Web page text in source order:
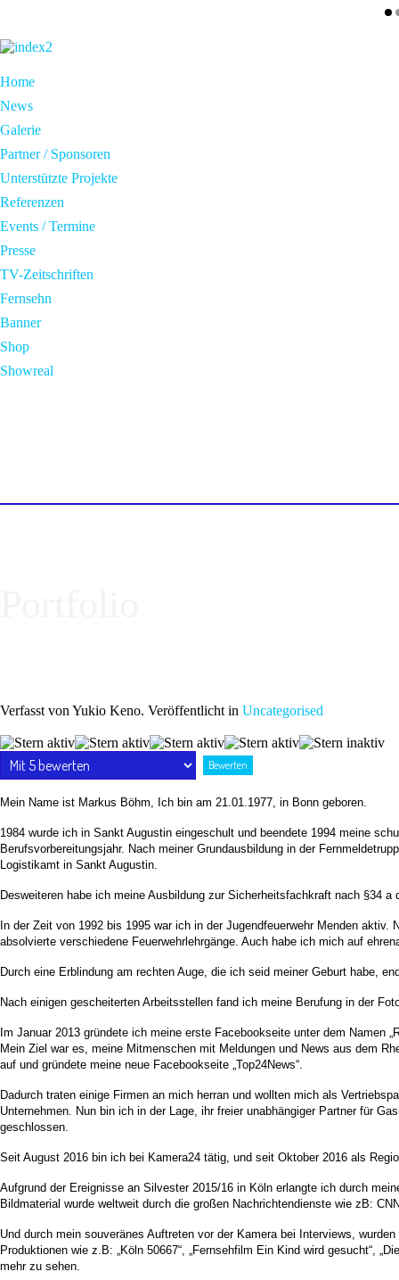
Home
News
Galerie
Partner / Sponsoren
Unterstützte Projekte
Referenzen
Events / Termine
Presse
TV-Zeitschriften
Fernsehn
Banner
Shop
Showreal
Verfasst von Yukio Keno. Veröffentlicht in Uncategorised
Bewertung:4/5
Bitte
Mein Name ist Markus Böhm, Ich bin am 21.01.1977, in Bonn geboren.
1984 wurde ich in Sankt Augustin eingeschult und beendete 1994 meine
Berufsvorbereitungsjahr. Nach meiner Grundausbildung in der
Logistikamt in Sankt Augustin.
Desweiteren habe ich meine Ausbildung zur Sicherheitsfachkraft nach §34
In der Zeit von 1992 bis 1995 war ich in der Jugendfeuerwehr Menden
absolvierte verschiedene Feuerwehrlehrgänge. Auch habe ich mich auf
Durch eine Erblindung am rechten Auge, die ich seid meiner Geburt habe,
Nach einigen gescheiterten Arbeitsstellen fand ich meine Berufung in der
Im Januar 2013 gründete ich meine erste Facebookseite unter dem Namen
Mein Ziel war es, meine Mitmenschen mit Meldungen und News aus dem
auf und gründete meine neue Facebookseite „Top24News“.
Dadurch traten einige Firmen an mich herran und wollten mich als
Unternehmen. Nun bin ich in der Lage, ihr freier unabhängiger Partner für
geschlossen.
Seit August 2016 bin ich bei Kamera24 tätig, und seit Oktober 2016 als
Aufgrund der Ereignisse an Silvester 2015/16 in Köln erlangte ich durch
Bildmaterial wurde weltweit durch die großen Nachrichtendienste wie zB:
Und durch mein souveränes Auftreten vor der Kamera bei Interviews,
Produktionen wie z.B: „Köln 50667“, „Fernsehfilm Ein Kind wird gesucht“,
mehr zu sehen.